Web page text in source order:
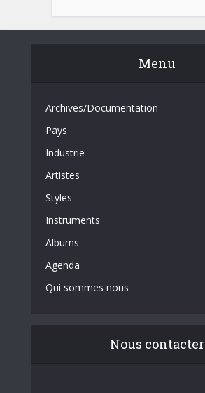
Menu
Archives/Documentation
Pays
Industrie
Artistes
Styles
Instruments
Albums
Agenda
Qui sommes nous
Nous contacter